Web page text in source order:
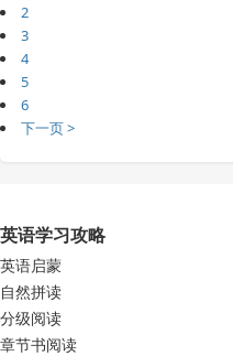
2
3
4
5
6
下一页 >
英语学习攻略
英语启蒙
自然拼读
分级阅读
章节书阅读